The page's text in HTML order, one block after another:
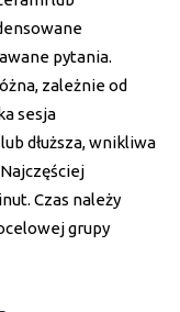
pytania.
zależnie od
sesja
dłuższa, wnikliwa
Czas należy
grupy